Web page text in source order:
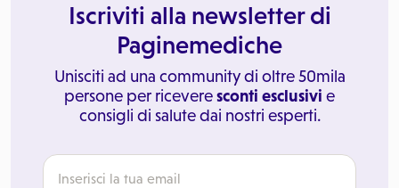
Iscriviti alla newsletter di
Paginemediche
Unisciti ad una community di oltre 50mila
persone per riceveresconti esclusivi e
consigli di salute dai nostri esperti.